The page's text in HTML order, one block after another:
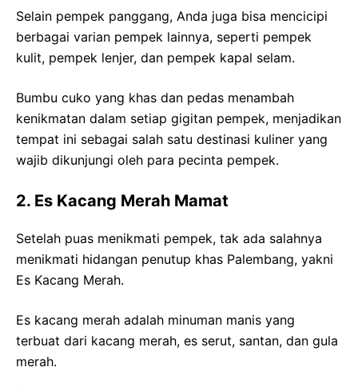
Selain pempek panggang, Anda juga bisa mencicipi
berbagai varian pempek lainnya, seperti pempek
kulit, pempek lenjer, dan pempek kapal selam.
Bumbu cuko yang khas dan pedas menambah
kenikmatan dalam setiap gigitan pempek, menjadikan
tempat ini sebagai salah satu destinasi kuliner yang
wajib dikunjungi oleh para pecinta pempek.
2. Es Kacang Merah Mamat
Setelah puas menikmati pempek, tak ada salahnya
menikmati hidangan penutup khas Palembang, yakni
Es Kacang Merah.
Es kacang merah adalah minuman manis yang
terbuat dari kacang merah, es serut, santan, dan gula
merah.